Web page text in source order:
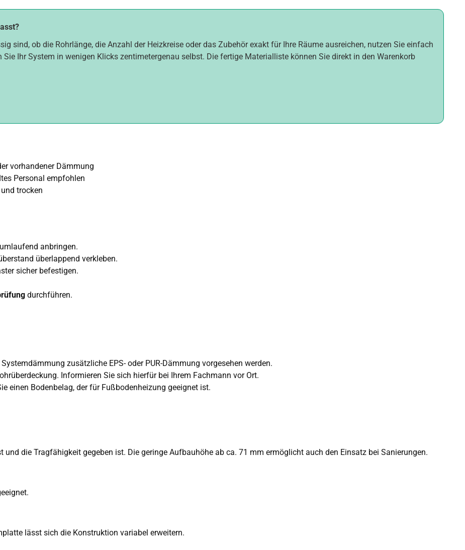
sind, ob die Rohrlänge, die Anzahl der Heizkreise oder das Zubehör exakt für Ihre Räume ausreichen, nutzen Sie einfach
Sie Ihr System in wenigen Klicks zentimetergenau selbst. Die fertige Materialliste können Sie direkt in den Warenkorb
vorhandener Dämmung
Personal empfohlen
trocken
anbringen.
überlappend verkleben.
sicher befestigen.
durchführen.
zusätzliche EPS- oder PUR-Dämmung vorgesehen werden.
Informieren Sie sich hierfür bei Ihrem Fachmann vor Ort.
einen Bodenbelag, der für Fußbodenheizung geeignet ist.
die Tragfähigkeit gegeben ist. Die geringe Aufbauhöhe ab ca. 71 mm ermöglicht auch den Einsatz bei Sanierungen.
lässt sich die Konstruktion variabel erweitern.